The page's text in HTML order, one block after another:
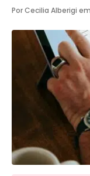
explora conceitos
Por Cecilia Alberigi em